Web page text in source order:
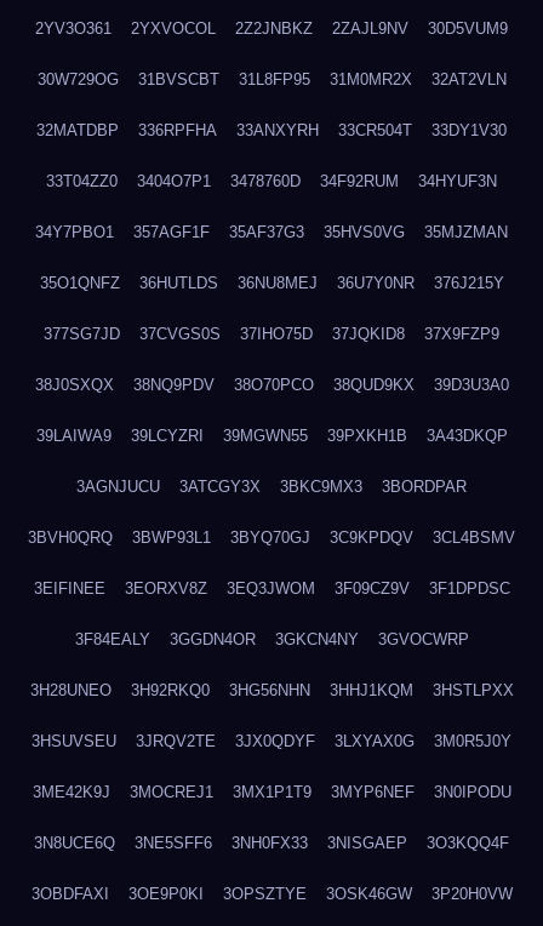
2YV3O361 2YXVOCOL 2Z2JNBKZ 2ZAJL9NV 30D5VUM9
30W729OG 31BVSCBT 31L8FP95 31M0MR2X 32AT2VLN
32MATDBP 336RPFHA 33ANXYRH 33CR504T 33DY1V30
33T04ZZ0 3404O7P1 3478760D 34F92RUM 34HYUF3N
34Y7PBO1 357AGF1F 35AF37G3 35HVS0VG 35MJZMAN
35O1QNFZ 36HUTLDS 36NU8MEJ 36U7Y0NR 376J215Y
377SG7JD 37CVGS0S 37IHO75D 37JQKID8 37X9FZP9
38J0SXQX 38NQ9PDV 38O70PCO 38QUD9KX 39D3U3A0
39LAIWA9 39LCYZRI 39MGWN55 39PXKH1B 3A43DKQP
3AGNJUCU 3ATCGY3X 3BKC9MX3 3BORDPAR
3BVH0QRQ 3BWP93L1 3BYQ70GJ 3C9KPDQV 3CL4BSMV
3EIFINEE 3EORXV8Z 3EQ3JWOM 3F09CZ9V 3F1DPDSC
3F84EALY 3GGDN4OR 3GKCN4NY 3GVOCWRP
3H28UNEO 3H92RKQ0 3HG56NHN 3HHJ1KQM 3HSTLPXX
3HSUVSEU 3JRQV2TE 3JX0QDYF 3LXYAX0G 3M0R5J0Y
3ME42K9J 3MOCREJ1 3MX1P1T9 3MYP6NEF 3N0IPODU
3N8UCE6Q 3NE5SFF6 3NH0FX33 3NISGAEP 3O3KQQ4F
3OBDFAXI 3OE9P0KI 3OPSZTYE 3OSK46GW 3P20H0VW